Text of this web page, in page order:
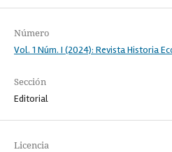
Número
Vol. 1 Núm. I (2024): Revista Historia
Sección
Editorial
Licencia